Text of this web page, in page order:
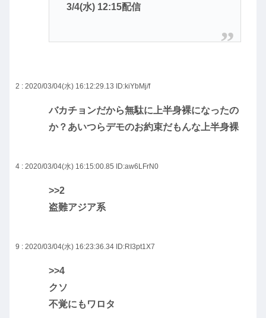
3/4(水) 12:15配信
2 : 2020/03/04(水) 16:12:29.13 ID:kiYbMj/f
バカチョンだから無駄に上半身裸になったの
か？あいつらデモのお約束だもんな上半身裸
4 : 2020/03/04(水) 16:15:00.85 ID:aw6LFrN0
>>2
盗難アジア系
9 : 2020/03/04(水) 16:23:36.34 ID:RI3pt1X7
>>4
クソ
不覚にもワロタ